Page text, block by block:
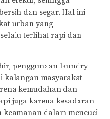
dan segar. Hal ini
urban yang
terlihat rapi dan
penggunaan laundry
kalangan masyarakat
kemudahan dan
juga karena kesadaran
dalam mencuci